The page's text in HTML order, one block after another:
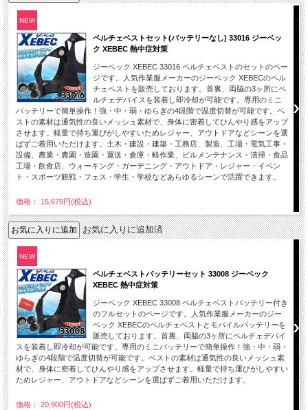
NEW
ペルチェベストセット(バッテリーなし) 33016 ジーベッ
ク XEBEC 熱中症対策
ジーベック XEBEC 33016 ペルチェベストのセットのペー
ジです。人気作業服メーカーのジーベック XEBECのペル
チェベストを販売しております。首裏、両脇の3ヶ所にペ
ルチェデバイスを装着し即冷却が可能です。専用のミニ
バッテリーで簡単操作！強・中・弱・ゆらぎの4段階で温度切替が可能です。ベ
ストの素材は通気性の良いメッシュ素材で、身体に密着してひんやり感をアップ
させます。軽量で持ち運びがしやすいためレジャー、アウトドアなどシーンを選
ばずご着用いただけます。土木・建設・建築・工務店、製造、工場・電気工事・
設備、農業・農園・造園・運送・倉庫・軽作業、ビルメンテナンス・清掃・食品
工場・飲食店、ウォーキング・ガーデニング・アウトドア・レジャー・イベン
ト・スポーツ観戦・フェス・学生・学校などあらゆるシーンで活躍できます。
価格： 15,675円(税込)
お気に入りに追加済
NEW
ペルチェベストバッテリーセット 33008 ジーベック
XEBEC 熱中症対策
ジーベック XEBEC 33008 ペルチェベストバッテリー付き
のフルセットのページです。人気作業服メーカーのジー
ベック XEBECのペルチェベストとモバイルバッテリーを
販売しております。首裏、両脇の3ヶ所にペルチェデバイ
スを装着し即冷却が可能です。専用のミニバッテリーで簡単操作！強・中・弱・
ゆらぎの4段階で温度切替が可能です。ベストの素材は通気性の良いメッシュ素
材で、身体に密着してひんやり感をアップさせます。軽量で持ち運びがしやすい
ためレジャー、アウトドアなどシーンを選ばずご着用いただけます。
価格： 20,900円(税込)